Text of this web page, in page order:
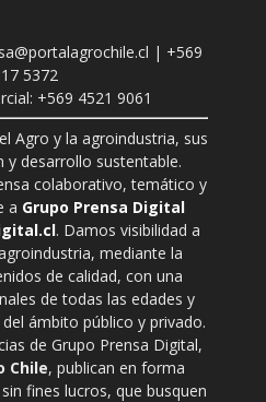
| +569
5372
+569 4521 9061
Agro y la agroindustria, sus
y desarrollo sustentable.
colaborativo, temático y
a Grupo Prensa Digital
. Damos visibilidad a
mediante la
de calidad, con una
de todas las edades y
ámbito público y privado.
de Grupo Prensa Digital,
Chile, publican en forma
fines lucros, que busquen